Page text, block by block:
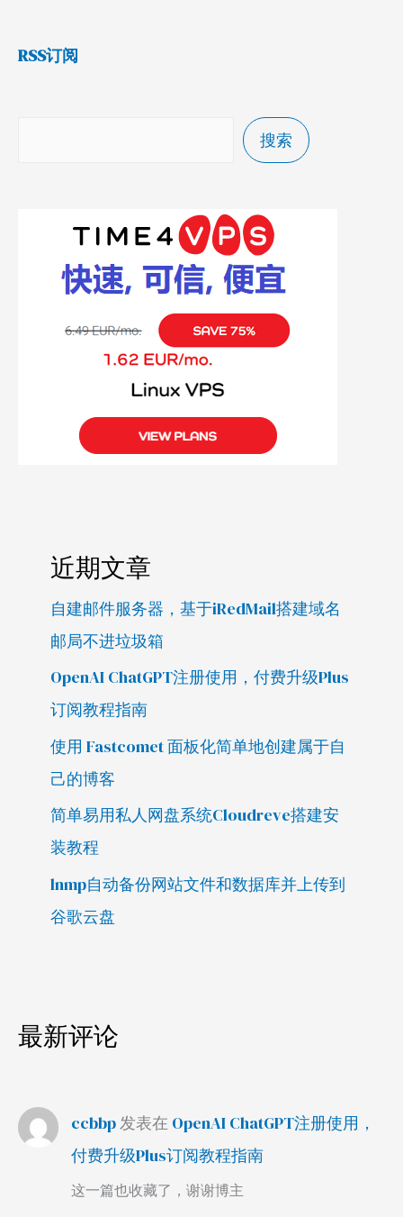
RSS订阅
搜索
近期文章
自建邮件服务器，基于iRedMail搭建域名
邮局不进垃圾箱
OpenAI ChatGPT注册使用，付费升级Plus
订阅教程指南
使用 Fastcomet 面板化简单地创建属于自
己的博客
简单易用私人网盘系统Cloudreve搭建安
装教程
lnmp自动备份网站文件和数据库并上传到
谷歌云盘
最新评论
ccbbp发表在 OpenAI ChatGPT注册使用，
付费升级Plus订阅教程指南
这一篇也收藏了，谢谢博主